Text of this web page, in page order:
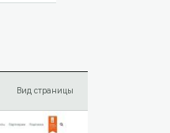
Вид страницы